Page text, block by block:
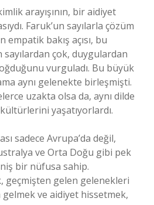
arayışının, bir aidiyet
Faruk’un sayılarla çözüm
empatik bakış açısı, bu
çok, duygulardan
vurguladı. Bu büyük
aynı gelenekte birleşmişti.
uzakta olsa da, aynı dilde
yaşatıyorlardı.
sadece Avrupa’da değil,
ve Orta Doğu gibi pek
bir nüfusa sahip.
geçmişten gelen gelenekleri
ve aidiyet hissetmek,